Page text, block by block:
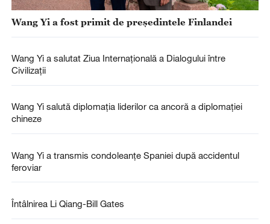
Wang Yi a fost primit de președintele Finlandei
Wang Yi a salutat Ziua Internațională a Dialogului între
Civilizații
Wang Yi salută diplomația liderilor ca ancoră a diplomației
chineze
Wang Yi a transmis condoleanțe Spaniei după accidentul
feroviar
Întâlnirea Li Qiang-Bill Gates